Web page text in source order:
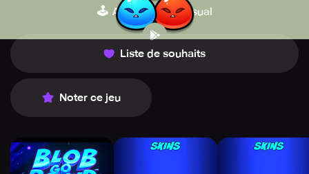
🕹️ Arcade 👾 Casual
Liste de souhaits
Noter ce jeu